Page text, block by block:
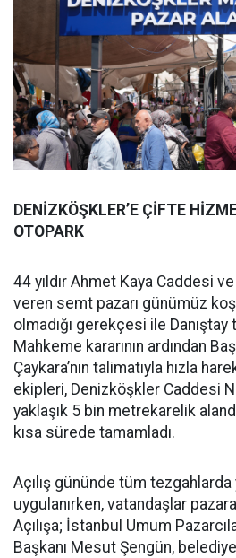
DENİZKÖŞKLER’E ÇİFTE
OTOPARK
44 yıldır Ahmet Kaya Caddesi
veren semt pazarı günümüz
olmadığı gerekçesi ile Danıştay
Mahkeme kararının ardından
Çaykara’nın talimatıyla hızla
ekipleri, Denizköşkler Caddesi
yaklaşık 5 bin metrekarelik
kısa sürede tamamladı.
Açılış gününde tüm
uygulanırken, vatandaşlar
Açılışa; İstanbul Umum
Başkanı Mesut Şengün,